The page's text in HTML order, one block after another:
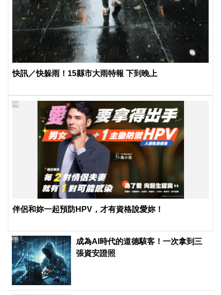
快訊／快躲雨！15縣市大雨特報 下到晚上
伴侶和妳一起預防HPV，才有資格說愛妳！
PR
成為AI時代的道德駭客！一次拿到三
張資安證照
PR